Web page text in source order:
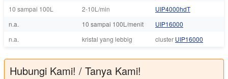
10 sampai 100L
2-10L/min
UIP4000hdT
n.a.
10 sampai 100L/menit
UIP16000
n.a.
kristal yang lebbig cluster UIP16000
Hubungi Kami! / Tanya Kami!